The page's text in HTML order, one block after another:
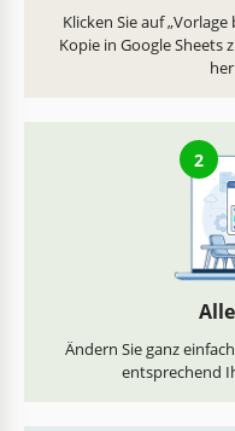
Klicken Sie auf
Kopie in Google Sheets
2
Ändern Sie ganz
entsprechend